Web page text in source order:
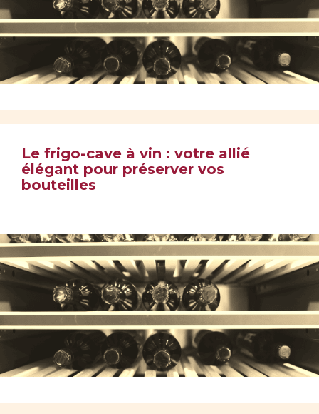
Le frigo-cave à vin : votre allié
élégant pour préserver vos
bouteilles